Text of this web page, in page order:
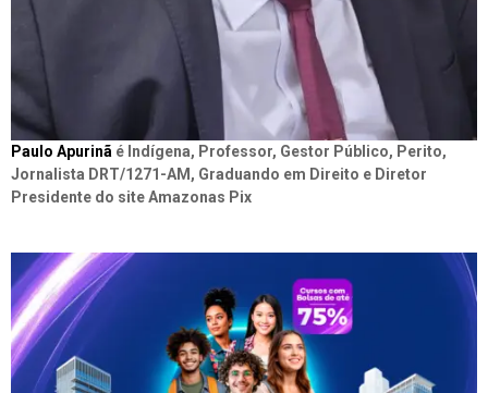
Paulo Apurinã é Indígena, Professor, Gestor Público, Perito,
Jornalista DRT/1271-AM, Graduando em Direito e Diretor
Presidente do site Amazonas Pix